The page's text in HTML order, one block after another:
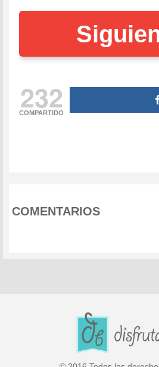
232
COMPARTIDO
COMENTARIOS